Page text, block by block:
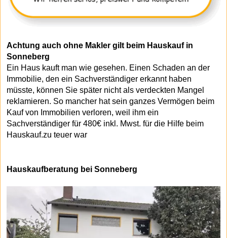
Achtung auch ohne Makler gilt beim Hauskauf in
Sonneberg
Ein Haus kauft man wie gesehen. Einen Schaden an der
Immobilie, den ein Sachverständiger erkannt haben
müsste, können Sie später nicht als verdeckten Mangel
reklamieren. So mancher hat sein ganzes Vermögen beim
Kauf von Immobilien verloren, weil ihm ein
Sachverständiger für 480€ inkl. Mwst. für die Hilfe beim
Hauskauf.zu teuer war
Hauskaufberatung bei Sonneberg